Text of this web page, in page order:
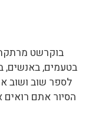
בוקרשט מרתקת
בטעמים, באנשים,
לספר שוב ושוב
הסיור אתם